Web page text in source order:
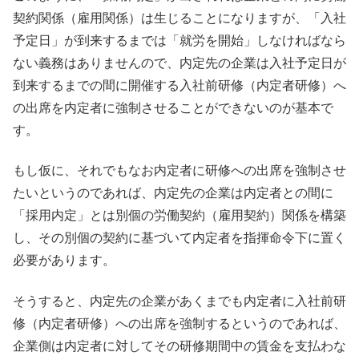
契約関係（雇用関係）は生じることになりますが、「入社
予定日」が到来するまでは「就労を開始」しなければなら
ない義務はありませんので、内定先の企業は入社予定日が
到来するまでの間に開催する入社前研修（内定者研修）へ
の出席を内定者に強制させることができないのが基本で
す。
もし仮に、それでもなお内定者に研修への出席を強制させ
たいというのであれば、内定先の企業は内定者との間に
「採用内定」とは別個の労働契約（雇用契約）関係を構築
し、その別個の契約に基づいて内定者を指揮命令下に置く
必要があります。
そうすると、内定先の企業があくまでも内定者に入社前研
修（内定者研修）への出席を強制するというのであれば、
企業側は内定者に対してその研修期間中の賃金を支払わな